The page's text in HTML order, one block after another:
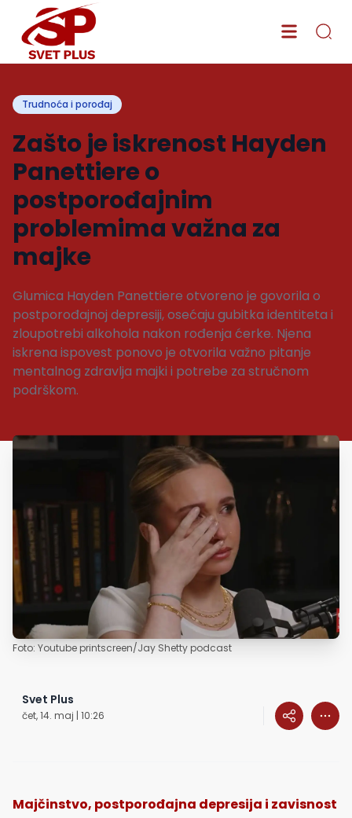
Trudnoća i porođaj
Zašto je iskrenost Hayden
Panettiere o
postporođajnim
problemima važna za
majke
Glumica Hayden Panettiere otvoreno je govorila o
postporođajnoj depresiji, osećaju gubitka identiteta i
zloupotrebi alkohola nakon rođenja ćerke. Njena
iskrena ispovest ponovo je otvorila važno pitanje
mentalnog zdravlja majki i potrebe za stručnom
podrškom.
Foto: Youtube printscreen/Jay Shetty podcast
Svet Plus
čet, 14. maj | 10:26
Majčinstvo, postporođajna depresija i zavisnost